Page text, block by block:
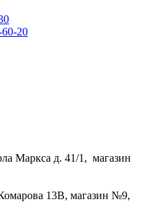
20
Маркса д. 41/1, магазин
13В, магазин №9,